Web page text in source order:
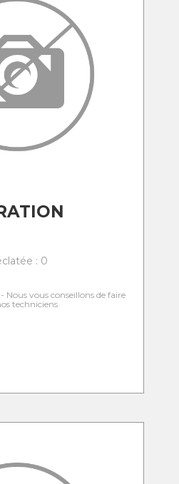
: 0
Nous vous conseillons de faire
techniciens